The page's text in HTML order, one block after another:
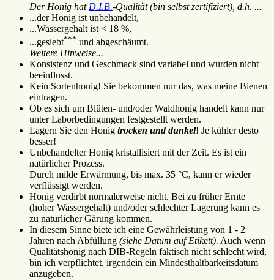
Der Honig hat D.I.B.-Qualität (bin selbst zertifiziert), d.h. ...
...der Honig ist unbehandelt,
...Wassergehalt ist < 18 %,
...gesiebt*** und abgeschäumt.
Weitere Hinweise...
Konsistenz und Geschmack sind variabel und wurden nicht
beeinflusst.
Kein Sortenhonig! Sie bekommen nur das, was meine Bienen
eintragen.
Ob es sich um Blüten- und/oder Waldhonig handelt kann nur
unter Laborbedingungen festgestellt werden.
Lagern Sie den Honig trocken und dunkel! Je kühler desto
besser!
Unbehandelter Honig kristallisiert mit der Zeit. Es ist ein
natürlicher Prozess.
Durch milde Erwärmung, bis max. 35 °C, kann er wieder
verflüssigt werden.
Honig verdirbt normalerweise nicht. Bei zu früher Ernte
(hoher Wassergehalt) und/oder schlechter Lagerung kann es
zu natürlicher Gärung kommen.
In diesem Sinne biete ich eine Gewährleistung von 1 - 2
Jahren nach Abfüllung (siehe Datum auf Etikett). Auch wenn
Qualitätshonig nach DIB-Regeln faktisch nicht schlecht wird,
bin ich verpflichtet, irgendein ein Mindesthaltbarkeitsdatum
anzugeben.